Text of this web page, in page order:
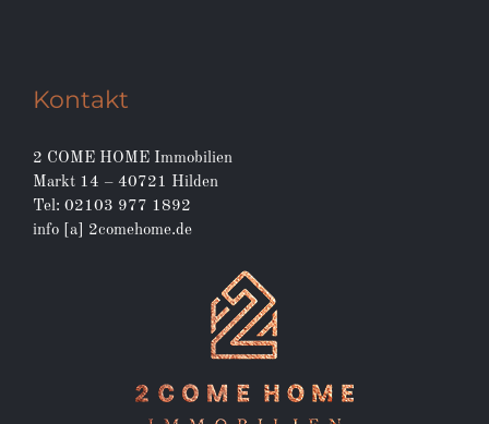
Kontakt
2 COME HOME Immobilien
Markt 14 – 40721 Hilden
Tel: 02103 977 1892
info [a] 2comehome.de